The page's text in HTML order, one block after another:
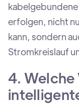
erfolgen, nicht
kann, sondern
Stromkreislauf
4. Welche